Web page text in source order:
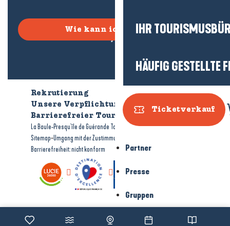
IHR
HÄUFIG GESTELLTE
Ticketverkauf
Partner
Presse
Gruppen
Wie kann ich kommen?
Rekrutierung
Wer sind wir?
Unsere Verpflichtungen
Barrierefreier Tourismus
La Baule-Presqu'île de Guérande Tourismus-Rechtliche Hinweise-
Sitemap-Umgang mit der Zustimmung
Barrierefreiheit: nicht konform